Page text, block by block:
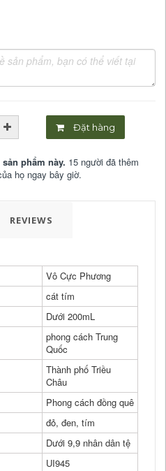
Đặt hàng
phẩm này. 15 người đã thêm
họ ngay bây giờ.
REVIEWS
Vô Cực Phương
cát tím
Dưới 200mL
phong cách Trung
Quốc
Thành phố Triều
Châu
Phong cách đồng quê
đỏ, đen, tím
Dưới 9,9 nhân dân tệ
UI945